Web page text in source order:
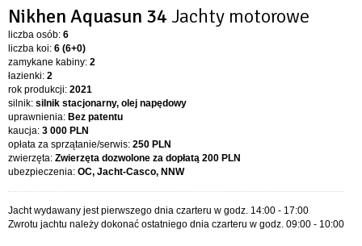
Nikhen Aquasun 34 Jachty motorowe
liczba osób: 6
liczba koi: 6 (6+0)
zamykane kabiny: 2
łazienki: 2
rok produkcji: 2021
silnik: silnik stacjonarny, olej napędowy
uprawnienia: Bez patentu
kaucja: 3 000 PLN
opłata za sprzątanie/serwis: 250 PLN
zwierzęta: Zwierzęta dozwolone za dopłatą 200 PLN
ubezpieczenia: OC, Jacht-Casco, NNW
Jacht wydawany jest pierwszego dnia czarteru w godz. 14:00 - 17:00
Zwrotu jachtu należy dokonać ostatniego dnia czarteru w godz. 09:00 - 10:00